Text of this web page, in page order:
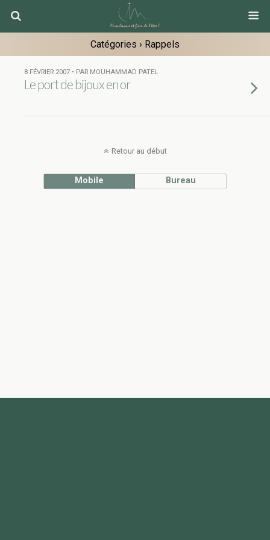
Catégories › Rappels
8 FÉVRIER 2007 • PAR MOUHAMMAD PATEL
Le port de bijoux en or
Retour au début
Mobile Bureau